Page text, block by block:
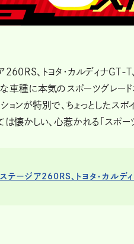
260RS、トヨタ・カルディナGT-
車種に本気のスポーツグレード
ョンが特別で、ちょっとしたス
は懐かしい、心惹かれる「スポー
ステージア260RS、トヨタ・カル